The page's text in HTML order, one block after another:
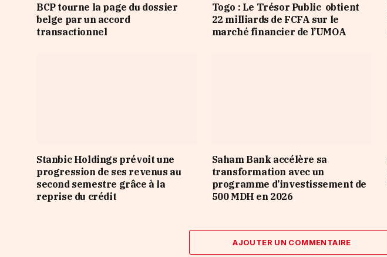
BCP tourne la page du dossier
belge par un accord
transactionnel
Togo : Le Trésor Public obtient
22 milliards de FCFA sur le
marché financier de l’UMOA
Stanbic Holdings prévoit une
progression de ses revenus au
second semestre grâce à la
reprise du crédit
Saham Bank accélère sa
transformation avec un
programme d’investissement de
500 MDH en 2026
AJOUTER UN COMMENTAIRE